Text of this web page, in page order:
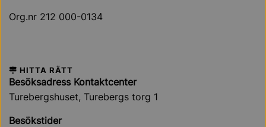
Org.nr 212 000-0134
HITTA RÄTT
Besöksadress Kontaktcenter
Turebergshuset, Turebergs torg 1
Besökstider